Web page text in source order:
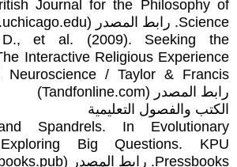
Journal for the Philosophy of
Science. رابط المصدر (Journals.uchicago.edu)
D., et al. (2009). Seeking the
Interactive Religious Experience
رابط المصدر (Tandfonline.com)
الكتب والفصول التعليمية
Spandrels. In Evolutionary
Big Questions. KPU
Pressbooks. رابط المصدر (KPU.pressbooks.pub)